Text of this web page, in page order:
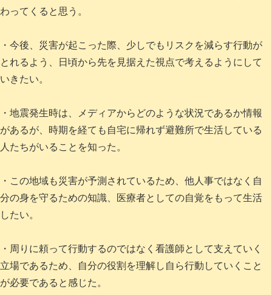
わってくると思う。
・今後、災害が起こった際、少しでもリスクを減らす行動が
とれるよう、日頃から先を見据えた視点で考えるようにして
いきたい。
・地震発生時は、メディアからどのような状況であるか情報
があるが、時期を経ても自宅に帰れず避難所で生活している
人たちがいることを知った。
・この地域も災害が予測されているため、他人事ではなく自
分の身を守るための知識、医療者としての自覚をもって生活
したい。
・周りに頼って行動するのではなく看護師として支えていく
立場であるため、自分の役割を理解し自ら行動していくこと
が必要であると感じた。